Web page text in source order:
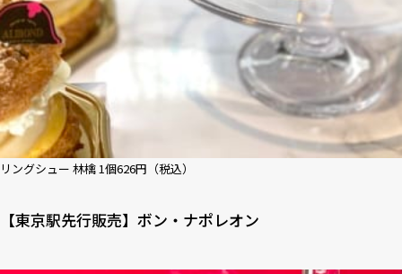
リングシュー 林檎 1個626円（税込）
【東京駅先行販売】ボン・ナポレオン